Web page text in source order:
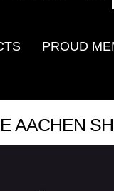
PROUD
AACHEN